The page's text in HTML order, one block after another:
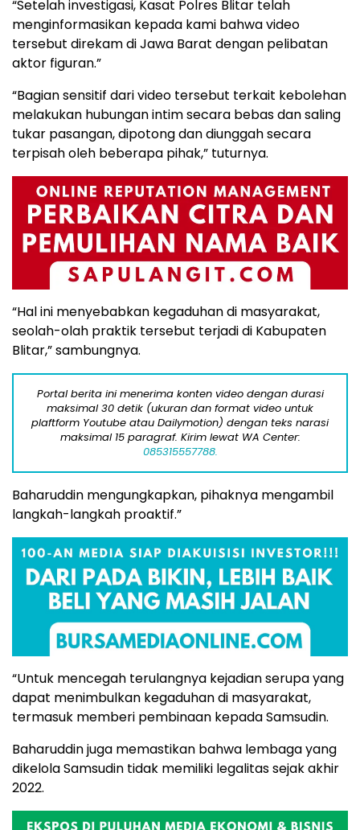
“Setelah investigasi, Kasat Polres Blitar telah
menginformasikan kepada kami bahwa video
tersebut direkam di Jawa Barat dengan pelibatan
aktor figuran.”
“Bagian sensitif dari video tersebut terkait kebolehan
melakukan hubungan intim secara bebas dan saling
tukar pasangan, dipotong dan diunggah secara
terpisah oleh beberapa pihak,” tuturnya.
“Hal ini menyebabkan kegaduhan di masyarakat,
seolah-olah praktik tersebut terjadi di Kabupaten
Blitar,” sambungnya.
Portal berita ini menerima konten video dengan durasi
maksimal 30 detik (ukuran dan format video untuk
plaftform Youtube atau Dailymotion) dengan teks narasi
maksimal 15 paragraf. Kirim lewat WA Center:
085315557788.
Baharuddin mengungkapkan, pihaknya mengambil
langkah-langkah proaktif.”
“Untuk mencegah terulangnya kejadian serupa yang
dapat menimbulkan kegaduhan di masyarakat,
termasuk memberi pembinaan kepada Samsudin.
Baharuddin juga memastikan bahwa lembaga yang
dikelola Samsudin tidak memiliki legalitas sejak akhir
2022.